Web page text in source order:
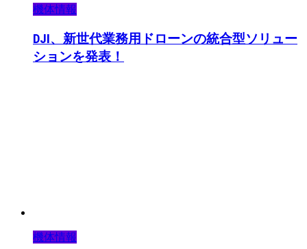
機体情報
DJI、新世代業務用ドローンの統合型ソリュー
ションを発表！
機体情報